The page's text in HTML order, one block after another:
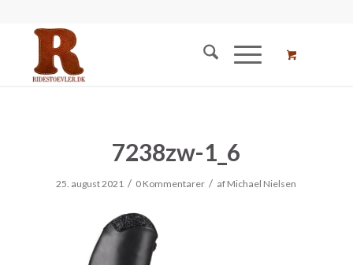
7238zw-1_6
25. august 2021 / 0 Kommentarer / af Michael Nielsen